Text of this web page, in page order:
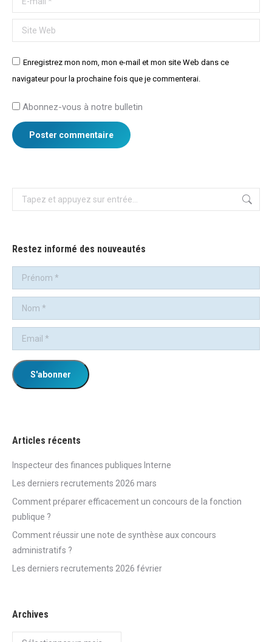
Site Web
Enregistrez mon nom, mon e-mail et mon site Web dans ce
navigateur pour la prochaine fois que je commenterai.
Abonnez-vous à notre bulletin
Poster commentaire
Recherche
:
Restez informé des nouveautés
Articles récents
Inspecteur des finances publiques Interne
Les derniers recrutements 2026 mars
Comment préparer efficacement un concours de la fonction
publique ?
Comment réussir une note de synthèse aux concours
administratifs ?
Les derniers recrutements 2026 février
Archives
Archives